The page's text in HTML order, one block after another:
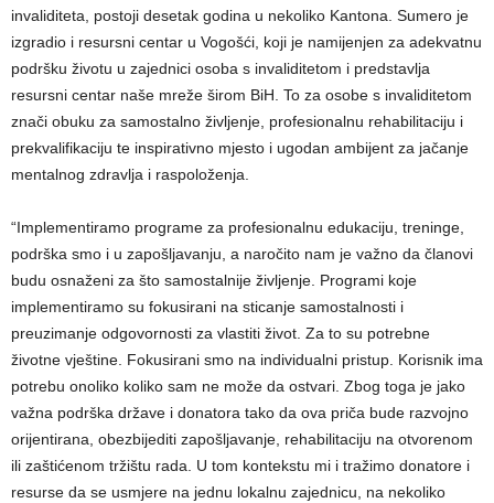
invaliditeta, postoji desetak godina u nekoliko Kantona. Sumero je
izgradio i resursni centar u Vogošći, koji je namijenjen za adekvatnu
podršku životu u zajednici osoba s invaliditetom i predstavlja
resursni centar naše mreže širom BiH. To za osobe s invaliditetom
znači obuku za samostalno življenje, profesionalnu rehabilitaciju i
prekvalifikaciju te inspirativno mjesto i ugodan ambijent za jačanje
mentalnog zdravlja i raspoloženja.
“Implementiramo programe za profesionalnu edukaciju, treninge,
podrška smo i u zapošljavanju, a naročito nam je važno da članovi
budu osnaženi za što samostalnije življenje. Programi koje
implementiramo su fokusirani na sticanje samostalnosti i
preuzimanje odgovornosti za vlastiti život. Za to su potrebne
životne vještine. Fokusirani smo na individualni pristup. Korisnik ima
potrebu onoliko koliko sam ne može da ostvari. Zbog toga je jako
važna podrška države i donatora tako da ova priča bude razvojno
orijentirana, obezbijediti zapošljavanje, rehabilitaciju na otvorenom
ili zaštićenom tržištu rada. U tom kontekstu mi i tražimo donatore i
resurse da se usmjere na jednu lokalnu zajednicu, na nekoliko